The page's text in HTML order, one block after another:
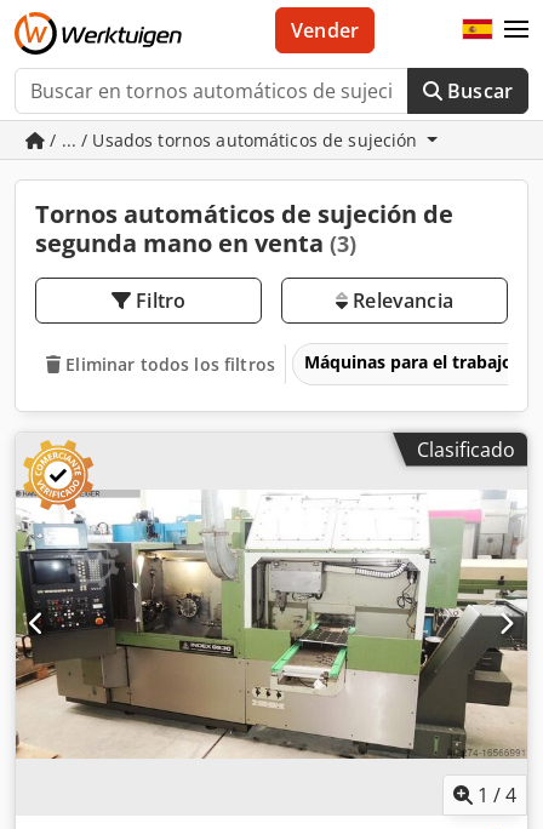
Buscar
Vender
/ ... / Usados tornos automáticos de sujeción
Tornos automáticos de sujeción de
segunda mano en venta (3)
Filtro Relevancia
Eliminar todos los filtros Máquinas para el trabajo
Clasificado
1 /4